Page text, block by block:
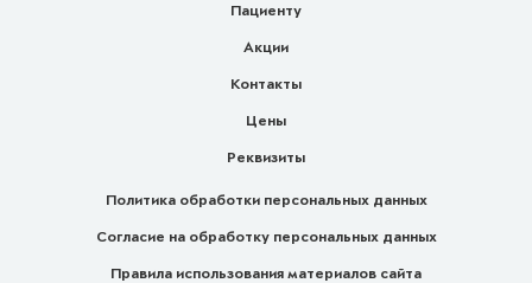
Пациенту
Акции
Контакты
Цены
Реквизиты
Политика обработки персональных данных
Согласие на обработку персональных данных
Правила использования материалов сайта